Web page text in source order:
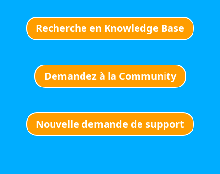
Recherche en Knowledge Base
Demandez à la Community
Nouvelle demande de support